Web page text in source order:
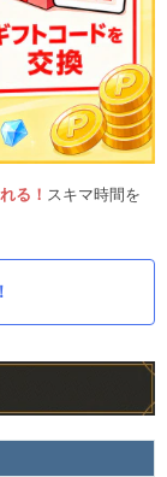
る！ スキマ時間を